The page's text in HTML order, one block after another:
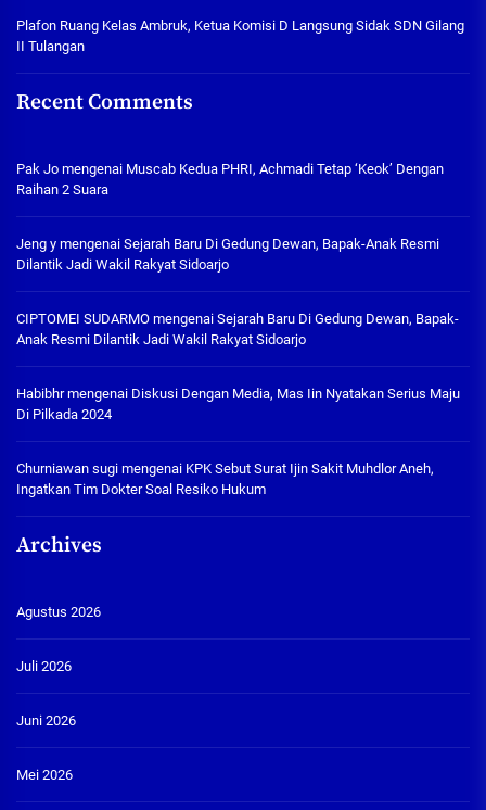
Plafon Ruang Kelas Ambruk, Ketua Komisi D Langsung Sidak SDN Gilang
II Tulangan
Recent Comments
Pak Jo mengenai Muscab Kedua PHRI, Achmadi Tetap ‘Keok’ Dengan
Raihan 2 Suara
Jeng y mengenai Sejarah Baru Di Gedung Dewan, Bapak-Anak Resmi
Dilantik Jadi Wakil Rakyat Sidoarjo
CIPTOMEI SUDARMO mengenai Sejarah Baru Di Gedung Dewan, Bapak-
Anak Resmi Dilantik Jadi Wakil Rakyat Sidoarjo
Habibhrmengenai Diskusi Dengan Media, Mas Iin Nyatakan Serius Maju
Di Pilkada 2024
Churniawan sugi mengenai KPK Sebut Surat Ijin Sakit Muhdlor Aneh,
Ingatkan Tim Dokter Soal Resiko Hukum
Archives
Agustus 2026
Juli 2026
Juni 2026
Mei 2026